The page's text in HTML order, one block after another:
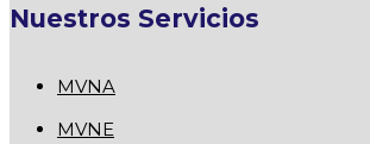
Nuestros Servicios
MVNA
MVNE